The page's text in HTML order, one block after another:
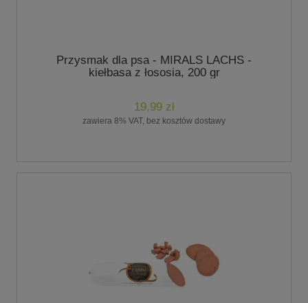
Przysmak dla psa - MIRALS LACHS -
kiełbasa z łososia, 200 gr
19,99 zł
zawiera 8% VAT, bez kosztów dostawy